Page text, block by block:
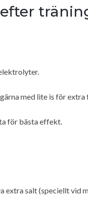
med lite is för extra
för bästa effekt.
extra salt (speciellt vid